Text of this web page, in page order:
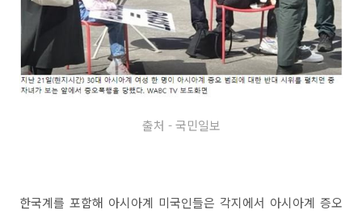
출처 - 국민일보
한국계를 포함해 아시아계 미국인들은 각지에서 아시아계 증오